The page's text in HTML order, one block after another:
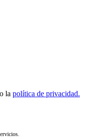
la política de privacidad.